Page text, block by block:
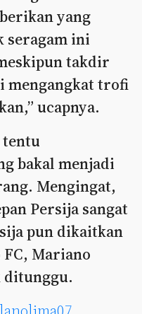
yang
seragam ini
takdir
mengangkat trofi
ucapnya.
bakal menjadi
Mengingat,
Persija sangat
pun dikaitkan
Mariano